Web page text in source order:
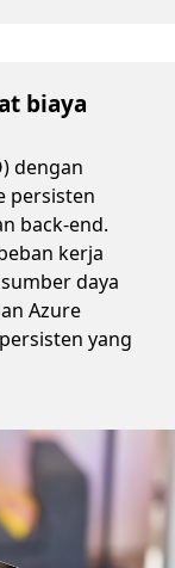
biaya
dengan
persisten
back-end.
kerja
daya
Azure
yang